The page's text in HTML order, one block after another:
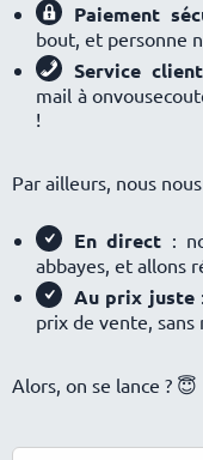
Paiement
bout, et personne
Service client
mail à
!
Par ailleurs, nous
En direct :
abbayes, et allons
Au prix juste
prix de vente,
Alors, on se lance ? 😇